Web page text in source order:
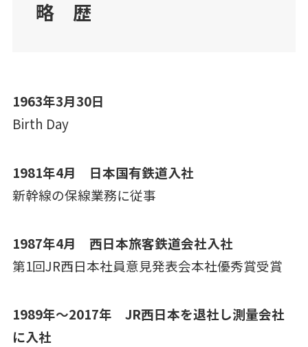
略 歴
1963年3月30日
Birth Day
1981年4月 日本国有鉄道入社
新幹線の保線業務に従事
1987年4月 西日本旅客鉄道会社入社
第1回JR西日本社員意見発表会本社優秀賞受賞
1989年～2017年 JR西日本を退社し測量会社
に入社